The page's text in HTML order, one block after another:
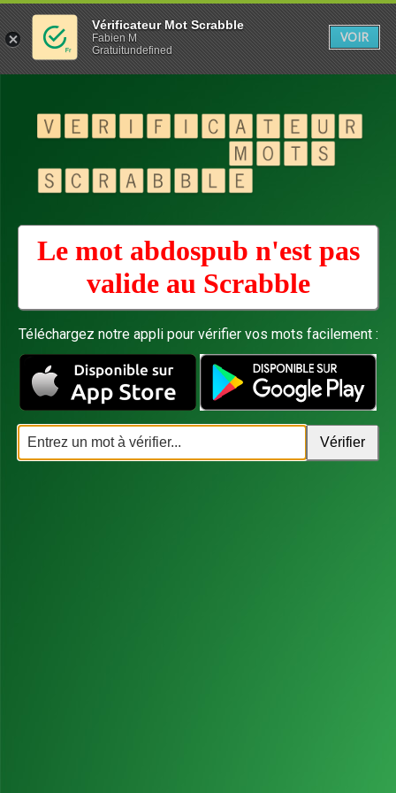
Le mot abdospub n'est pas
valide au Scrabble
Téléchargez notre appli pour vérifier vos mots facilement :
Vérificateur Mot Scrabble
Fabien M
Gratuitundefined
VOIR